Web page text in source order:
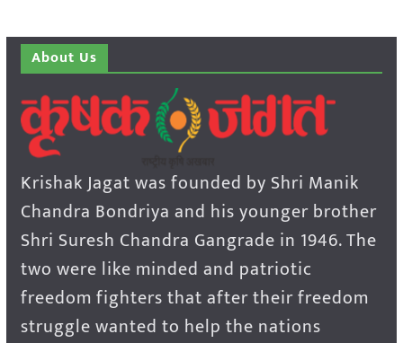
About Us
Krishak Jagat was founded by Shri Manik
Chandra Bondriya and his younger brother
Shri Suresh Chandra Gangrade in 1946. The
two were like minded and patriotic
freedom fighters that after their freedom
struggle wanted to help the nations